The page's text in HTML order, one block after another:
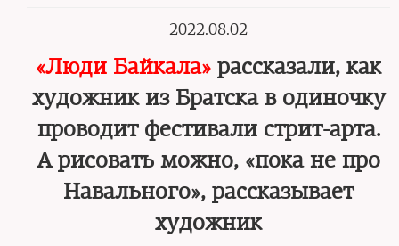
2022.08.02
«Люди Байкала» рассказали, как
художник из Братска в одиночку
проводит фестивали стрит-арта.
А рисовать можно, «пока не про
Навального», рассказывает
художник